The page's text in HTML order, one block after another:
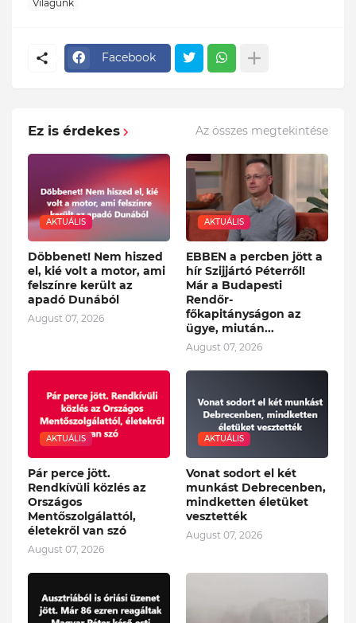
Világunk
Facebook
Ez is érdekes Az összes megtekintése
AKTUÁLIS
Döbbenet! Nem hiszed
el, kié volt a motor, ami
felszínre került az
apadó Dunából
August 07, 2026
AKTUÁLIS
EBBEN a percben jött a
hír Szijjártó Péterről!
Már a Budapesti
Rendőr-
főkapitányságon az
ügye, miután...
August 07, 2026
AKTUÁLIS
Pár perce jött.
Rendkívüli közlés az
Országos
Mentőszolgálattól,
életekről van szó
August 07, 2026
AKTUÁLIS
Vonat sodort el két
munkást Debrecenben,
mindketten életüket
vesztették
August 07, 2026